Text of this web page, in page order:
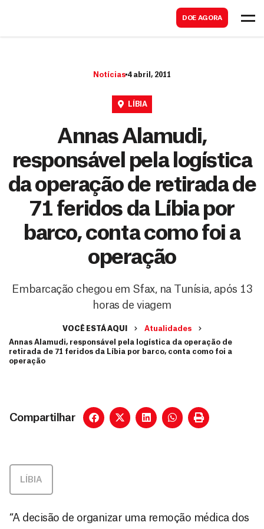
DOE AGORA
r
Notícias 4 abril, 2011
LÍBIA
Annas Alamudi,
responsável pela logística
da operação de retirada de
71 feridos da Líbia por
barco, conta como foi a
operação
Embarcação chegou em Sfax, na Tunísia, após 13
horas de viagem
VOCÊ ESTÁ AQUI
Atualidades
Annas Alamudi, responsável pela logística da operação de
retirada de 71 feridos da Líbia por barco, conta como foi a
operação
Compartilhar
LÍBIA
“A decisão de organizar uma remoção médica dos
a
r